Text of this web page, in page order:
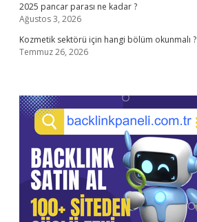
2025 pancar parası ne kadar ?
Ağustos 3, 2026
Kozmetik sektörü için hangi bölüm okunmalı ?
Temmuz 26, 2026